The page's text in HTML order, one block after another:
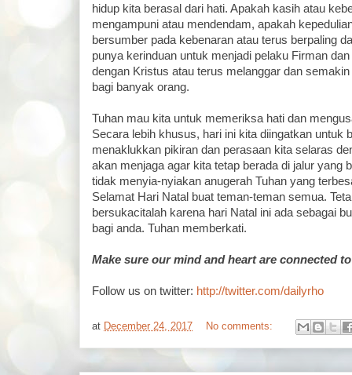
hidup kita berasal dari hati. Apakah kasih atau
mengampuni atau mendendam, apakah
bersumber pada kebenaran atau terus berpaling
punya kerinduan untuk menjadi pelaku Firman
dengan Kristus atau terus melanggar dan
bagi banyak orang.
Tuhan mau kita untuk memeriksa hati dan
Secara lebih khusus, hari ini kita diingatkan untuk
menaklukkan pikiran dan perasaan kita selaras
akan menjaga agar kita tetap berada di jalur yang
tidak menyia-nyiakan anugerah Tuhan yang
Selamat Hari Natal buat teman-teman semua.
bersukacitalah karena hari Natal ini ada sebagai
bagi anda. Tuhan memberkati.
Make sure our mind and heart are connected
Follow us on twitter: http://twitter.com/dailyrho
at December 24, 2017 No comments: